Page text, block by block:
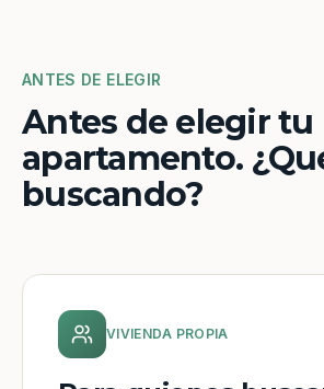
ANTES DE ELEGIR
Antes de elegir tu
apartamento.
buscando?
VIVIENDA PROPIA